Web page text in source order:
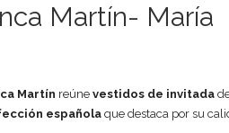
Martín- María
Martín reúne vestidos de invitada
española que destaca por su